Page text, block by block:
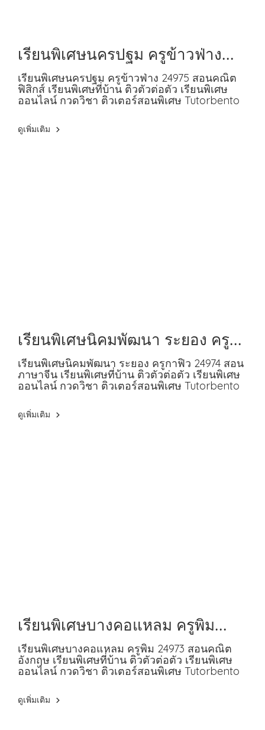
เรียนพิเศษนครปฐม ครูข้าวฟ่าง
24975 สอนคณิต ฟิสิกส์
เรียนพิเศษนครปฐม ครูข้าวฟ่าง 24975 สอนคณิต
ฟิสิกส์ เรียนพิเศษที่บ้าน ติวตัวต่อตัว เรียนพิเศษ
ออนไลน์ กวดวิชา ติวเตอร์สอนพิเศษ Tutorbento
ดูเพิ่มเติม
เรียนพิเศษนิคมพัฒนา ระยอง ครู
กาฟิว 24974 สอนภาษาจีน
เรียนพิเศษนิคมพัฒนา ระยอง ครูกาฟิว 24974 สอน
ภาษาจีน เรียนพิเศษที่บ้าน ติวตัวต่อตัว เรียนพิเศษ
ออนไลน์ กวดวิชา ติวเตอร์สอนพิเศษ Tutorbento
ดูเพิ่มเติม
เรียนพิเศษบางคอแหลม ครูพิม
24973 สอนคณิต อังกฤษ
เรียนพิเศษบางคอแหลม ครูพิม 24973 สอนคณิต
อังกฤษ เรียนพิเศษที่บ้าน ติวตัวต่อตัว เรียนพิเศษ
ออนไลน์ กวดวิชา ติวเตอร์สอนพิเศษ Tutorbento
ดูเพิ่มเติม